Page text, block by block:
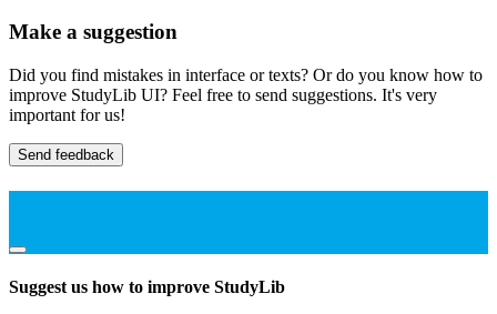
Make a suggestion
Did you find mistakes in interface or texts? Or do you know how to
improve StudyLib UI? Feel free to send suggestions. It's very
important for us!
Send feedback
Suggest us how to improve StudyLib